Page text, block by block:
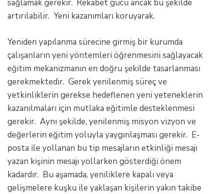
sağlamak gerekir. Rekabet gücü ancak bu şekilde
artırılabilir. Yeni kazanımları koruyarak.
Yeniden yapılanma sürecine girmiş bir kurumda
çalışanların yeni yöntemleri öğrenmesini sağlayacak
eğitim mekanizmanın en doğru şekilde tasarlanması
gerekmektedir. Gerek yenilenmiş süreç ve
yetkinliklerin gerekse hedeflenen yeni yeteneklerin
kazanılmaları için mutlaka eğitimle desteklenmesi
gerekir. Aynı şekilde, yenilenmiş misyon vizyon ve
değerlerin eğitim yoluyla yaygınlaşması gerekir. E-
posta ile yollanan bu tip mesajların etkinliği mesajı
yazan kişinin mesajı yollarken gösterdiği önem
kadardır. Bu aşamada, yeniliklere kapalı veya
gelişmelere kuşku ile yaklaşan kişilerin yakın takibe